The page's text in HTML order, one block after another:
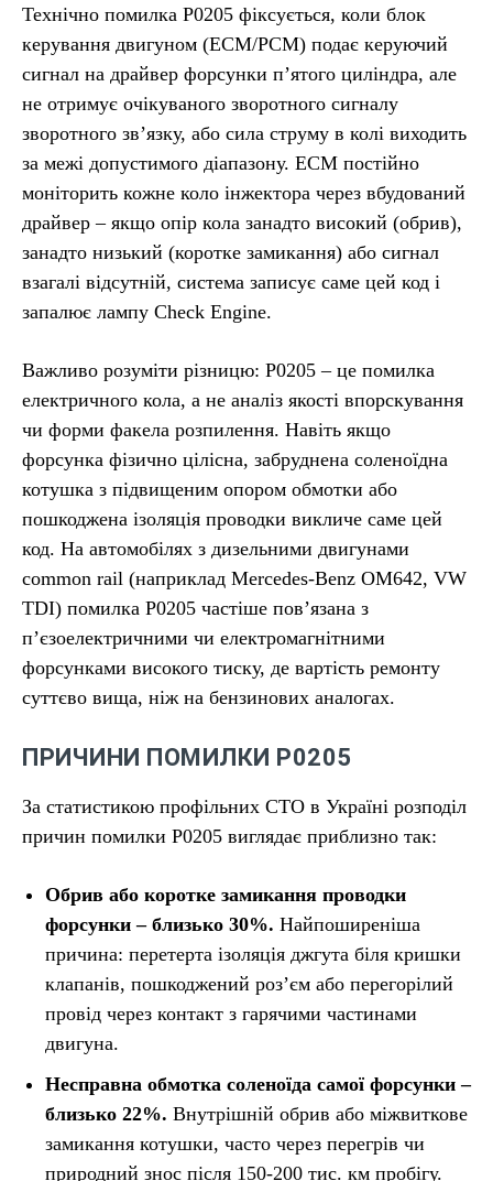
Технічно помилка P0205 фіксується, коли блок
керування двигуном (ECM/PCM) подає керуючий
сигнал на драйвер форсунки п’ятого циліндра, але
не отримує очікуваного зворотного сигналу
зворотного зв’язку, або сила струму в колі виходить
за межі допустимого діапазону. ECM постійно
моніторить кожне коло інжектора через вбудований
драйвер – якщо опір кола занадто високий (обрив),
занадто низький (коротке замикання) або сигнал
взагалі відсутній, система записує саме цей код і
запалює лампу Check Engine.
Важливо розуміти різницю: P0205 – це помилка
електричного кола, а не аналіз якості впорскування
чи форми факела розпилення. Навіть якщо
форсунка фізично цілісна, забруднена соленоїдна
котушка з підвищеним опором обмотки або
пошкоджена ізоляція проводки викличе саме цей
код. На автомобілях з дизельними двигунами
common rail (наприклад Mercedes-Benz OM642, VW
TDI) помилка P0205 частіше пов’язана з
п’єзоелектричними чи електромагнітними
форсунками високого тиску, де вартість ремонту
суттєво вища, ніж на бензинових аналогах.
ПРИЧИНИ ПОМИЛКИ P0205
За статистикою профільних СТО в Україні розподіл
причин помилки P0205 виглядає приблизно так:
Обрив або коротке замикання проводки
форсунки – близько 30%. Найпоширеніша
причина: перетерта ізоляція джгута біля кришки
клапанів, пошкоджений роз’єм або перегорілий
провід через контакт з гарячими частинами
двигуна.
Несправна обмотка соленоїда самої форсунки –
близько 22%. Внутрішній обрив або міжвиткове
замикання котушки, часто через перегрів чи
природний знос після 150-200 тис. км пробігу.